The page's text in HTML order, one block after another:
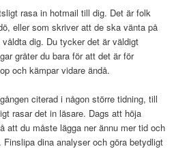
rasa in hotmail till dig. Det är folk
eller som skriver att de ska vänta på
dig. Du tycker det är väldigt
gråter du bara för att det är för
och kämpar vidare ändå.
citerad i någon större tidning, till
rasar det in läsare. Dags att höja
att du måste lägga ner ännu mer tid och
dina analyser och göra betydligt